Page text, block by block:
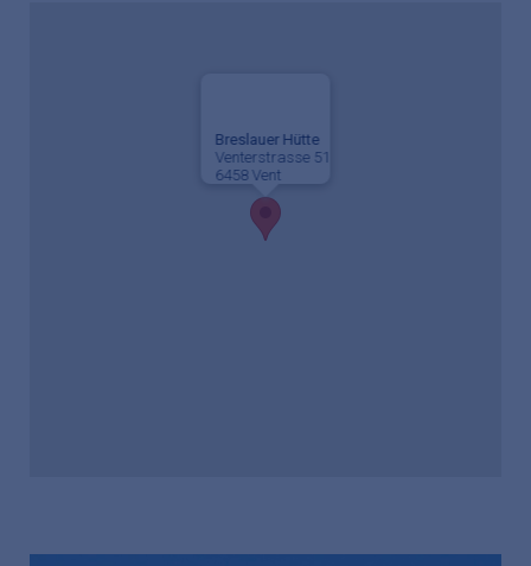
Breslauer Hütte
Venterstrasse 51
6458 Vent